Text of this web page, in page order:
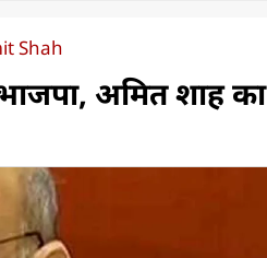
Shah
अमित शाह का